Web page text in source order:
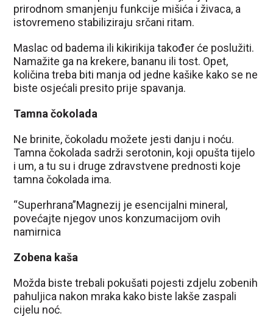
prirodnom smanjenju funkcije mišića i živaca, a
istovremeno stabiliziraju srčani ritam.
Maslac od badema ili kikirikija također će poslužiti.
Namažite ga na krekere, bananu ili tost. Opet,
količina treba biti manja od jedne kašike kako se ne
biste osjećali presito prije spavanja.
Tamna čokolada
Ne brinite, čokoladu možete jesti danju i noću.
Tamna čokolada sadrži serotonin, koji opušta tijelo
i um, a tu su i druge zdravstvene prednosti koje
tamna čokolada ima.
“Superhrana”Magnezij je esencijalni mineral,
povećajte njegov unos konzumacijom ovih
namirnica
Zobena kaša
Možda biste trebali pokušati pojesti zdjelu zobenih
pahuljica nakon mraka kako biste lakše zaspali
cijelu noć.